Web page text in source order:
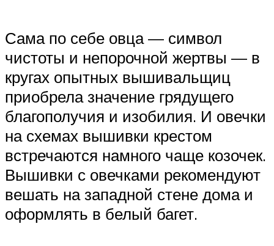
Сама по себе овца — символ
чистоты и непорочной жертвы — в
кругах опытных вышивальщиц
приобрела значение грядущего
благополучия и изобилия. И овечки
на схемах вышивки крестом
встречаются намного чаще козочек.
Вышивки с овечками рекомендуют
вешать на западной стене дома и
оформлять в белый багет.